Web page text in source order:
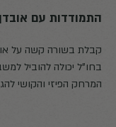
התמודדות עם
קבלת בשורה קשה על
בחו"ל יכולה להוביל
המרחק הפיזי והקושי